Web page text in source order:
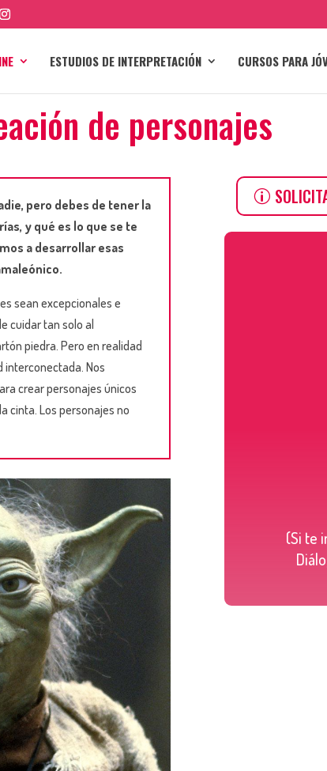
ESTUDIOS DE INTERPRETACIÓN CURSOS PARA
de personajes
pero debes de tener la
y qué es lo que se te
a desarrollar esas
sean excepcionales e
cuidar tan solo al
piedra. Pero en realidad
interconectada. Nos
crear personajes únicos
cinta. Los personajes no
(Si te